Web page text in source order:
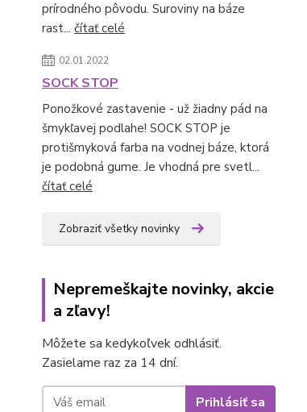
prírodného pôvodu. Suroviny na báze
rast... čítať celé
02.01.2022
SOCK STOP
Ponožkové zastavenie - už žiadny pád na
šmykľavej podlahe! SOCK STOP je
protišmyková farba na vodnej báze, ktorá
je podobná gume. Je vhodná pre svetl...
čítať celé
Zobraziť všetky novinky
Nepremeškajte novinky, akcie
a zľavy!
Môžete sa kedykoľvek odhlásiť.
Zasielame raz za 14 dní.
Prihlásiť sa